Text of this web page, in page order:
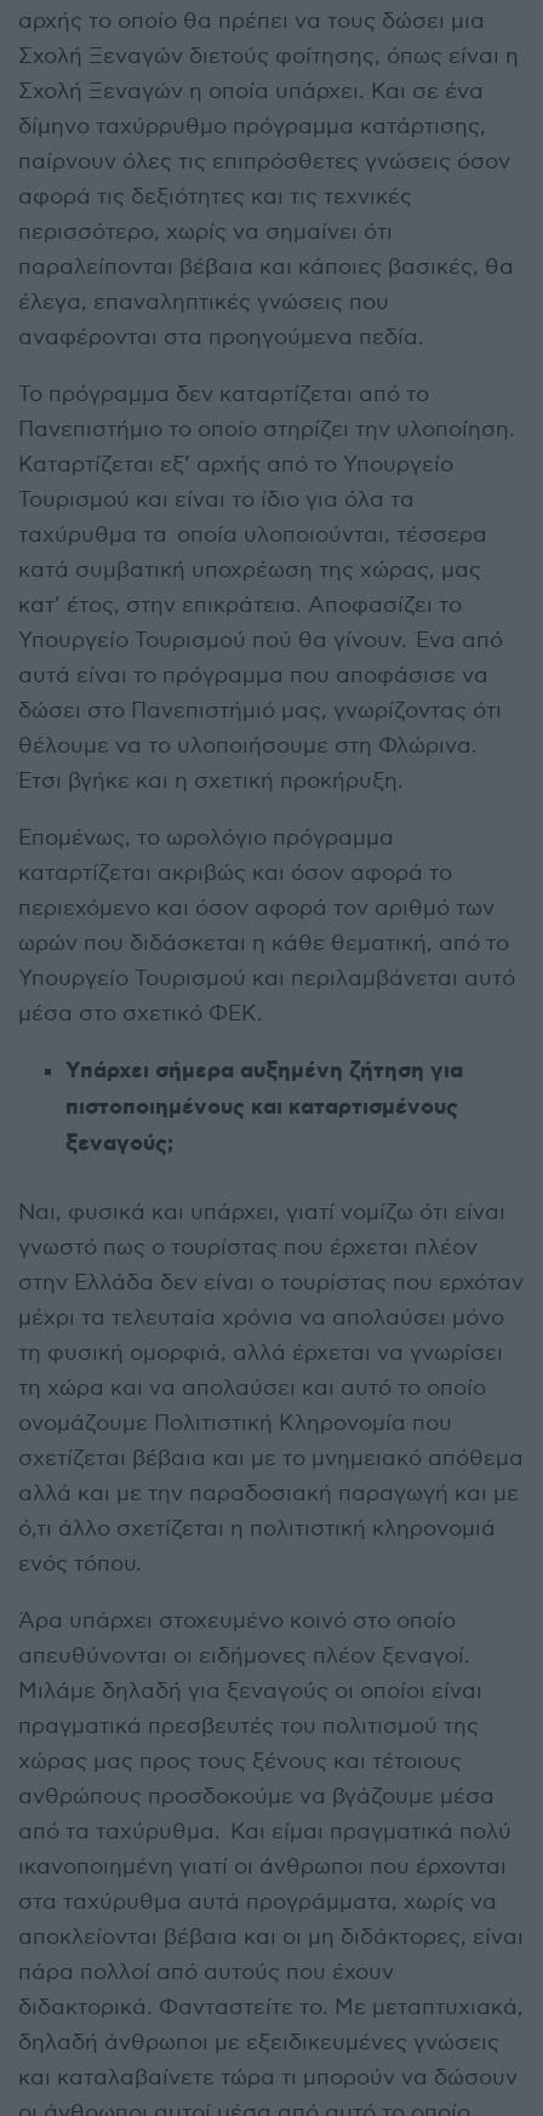
αρχής το οποίο θα πρέπει να τους δώσει μια
Σχολή Ξεναγών διετούς φοίτησης, όπως είναι η
Σχολή Ξεναγών η οποία υπάρχει. Και σε ένα
δίμηνο ταχύρρυθμο πρόγραμμα κατάρτισης,
παίρνουν όλες τις επιπρόσθετες γνώσεις όσον
αφορά τις δεξιότητες και τις τεχνικές
περισσότερο, χωρίς να σημαίνει ότι
παραλείπονται βέβαια και κάποιες βασικές, θα
έλεγα, επαναληπτικές γνώσεις που
αναφέρονται στα προηγούμενα πεδία.
Το πρόγραμμα δεν καταρτίζεται από το
Πανεπιστήμιο το οποίο στηρίζει την υλοποίηση.
Καταρτίζεται εξ’ αρχής από το Υπουργείο
Τουρισμού και είναι το ίδιο για όλα τα
ταχύρυθμα τα οποία υλοποιούνται, τέσσερα
κατά συμβατική υποχρέωση της χώρας, μας
κατ’ έτος, στην επικράτεια. Αποφασίζει το
Υπουργείο Τουρισμού πού θα γίνουν. Ένα από
αυτά είναι το πρόγραμμα που αποφάσισε να
δώσει στο Πανεπιστήμιό μας, γνωρίζοντας ότι
θέλουμε να το υλοποιήσουμε στη Φλώρινα.
Έτσι βγήκε και η σχετική προκήρυξη.
Επομένως, το ωρολόγιο πρόγραμμα
καταρτίζεται ακριβώς και όσον αφορά το
περιεχόμενο και όσον αφορά τον αριθμό των
ωρών που διδάσκεται η κάθε θεματική, από το
Υπουργείο Τουρισμού και περιλαμβάνεται αυτό
μέσα στο σχετικό ΦΕΚ.
Υπάρχει σήμερα αυξημένη ζήτηση για
πιστοποιημένους και καταρτισμένους
ξεναγούς;
Ναι, φυσικά και υπάρχει, γιατί νομίζω ότι είναι
γνωστό πως ο τουρίστας που έρχεται πλέον
στην Ελλάδα δεν είναι ο τουρίστας που ερχόταν
μέχρι τα τελευταία χρόνια να απολαύσει μόνο
τη φυσική ομορφιά, αλλά έρχεται να γνωρίσει
τη χώρα και να απολαύσει και αυτό το οποίο
ονομάζουμε Πολιτιστική Κληρονομία που
σχετίζεται βέβαια και με το μνημειακό απόθεμα
αλλά και με την παραδοσιακή παραγωγή και με
ό,τι άλλο σχετίζεται η πολιτιστική κληρονομιά
ενός τόπου.
Άρα υπάρχει στοχευμένο κοινό στο οποίο
απευθύνονται οι ειδήμονες πλέον ξεναγοί.
Μιλάμε δηλαδή για ξεναγούς οι οποίοι είναι
πραγματικά πρεσβευτές του πολιτισμού της
χώρας μας προς τους ξένους και τέτοιους
ανθρώπους προσδοκούμε να βγάζουμε μέσα
από τα ταχύρυθμα. Και είμαι πραγματικά πολύ
ικανοποιημένη γιατί οι άνθρωποι που έρχονται
στα ταχύρυθμα αυτά προγράμματα, χωρίς να
αποκλείονται βέβαια και οι μη διδάκτορες, είναι
πάρα πολλοί από αυτούς που έχουν
διδακτορικά. Φανταστείτε το. Με μεταπτυχιακά,
δηλαδή άνθρωποι με εξειδικευμένες γνώσεις
και καταλαβαίνετε τώρα τι μπορούν να δώσουν